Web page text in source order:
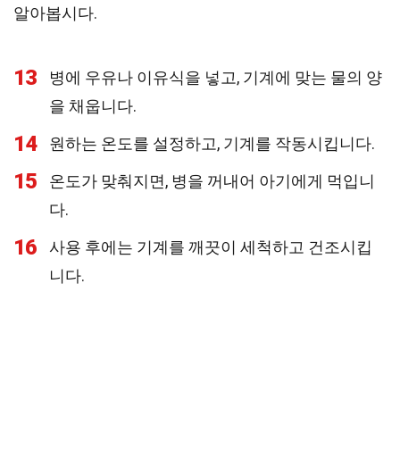
알아봅시다.
13
병에 우유나 이유식을 넣고, 기계에 맞는 물의 양
을 채웁니다.
14 원하는 온도를 설정하고, 기계를 작동시킵니다.
15
온도가 맞춰지면, 병을 꺼내어 아기에게 먹입니
다.
16
사용 후에는 기계를 깨끗이 세척하고 건조시킵
니다.